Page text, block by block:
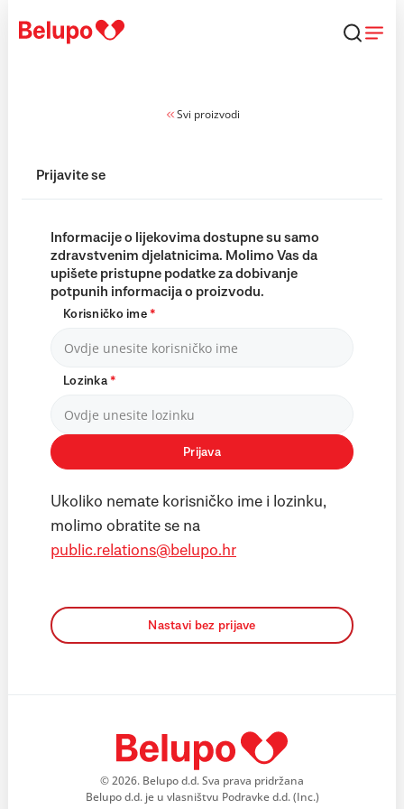
Svi proizvodi
Prijavite se
Informacije o lijekovima dostupne su samo
zdravstvenim djelatnicima. Molimo Vas da
upišete pristupne podatke za dobivanje
potpunih informacija o proizvodu.
Korisničko ime*
Lozinka*
Prijava
Ukoliko nemate korisničko ime i lozinku,
molimo obratite se na
public.relations@belupo.hr
Nastavi bez prijave
© 2026. Belupo d.d. Sva prava pridržana
Belupo d.d. je u vlasništvu Podravke d.d. (Inc.)